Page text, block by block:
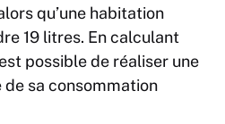
qu’une habitation
19 litres. En calculant
possible de réaliser une
sa consommation